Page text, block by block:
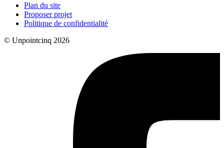
Plan du site
Proposer projet
Politique de confidentialité
© Unpointcinq 2026